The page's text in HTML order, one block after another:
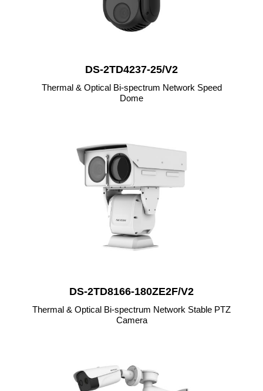
DS-2TD4237-25/V2
Thermal & Optical Bi-spectrum Network Speed
Dome
DS-2TD8166-180ZE2F/V2
Thermal & Optical Bi-spectrum Network Stable PTZ
Camera